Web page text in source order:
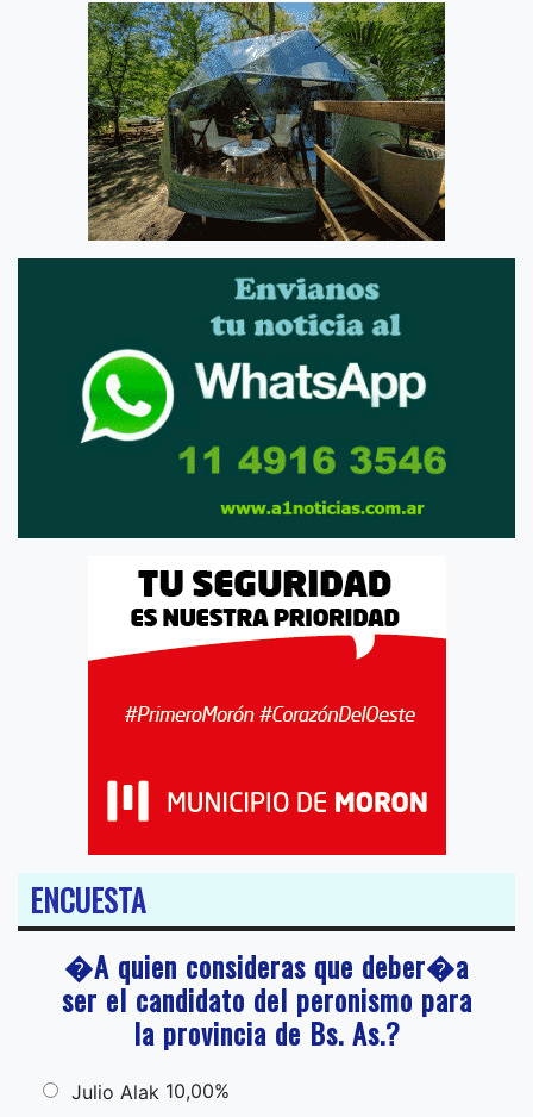
ENCUESTA
�A quien consideras que deber�a
ser el candidato del peronismo para
la provincia de Bs. As.?
Julio Alak 10,00%